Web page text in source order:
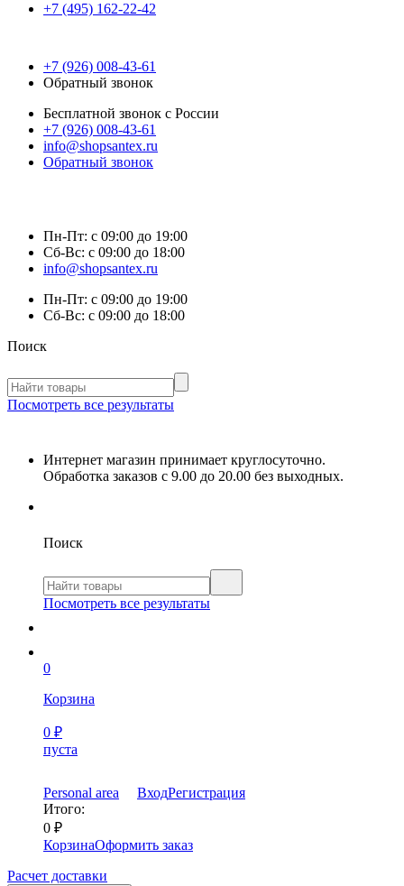
+7 (495) 162-22-42
+7 (926) 008-43-61
Обратный звонок
Бесплатной звонок с России
+7 (926) 008-43-61
info@shopsantex.ru
Обратный звонок
Пн-Пт: с 09:00 до 19:00
Сб-Вс: с 09:00 до 18:00
info@shopsantex.ru
Пн-Пт: с 09:00 до 19:00
Сб-Вс: с 09:00 до 18:00
Поиск
Посмотреть все результаты
Интернет магазин принимает круглосуточно.
Обработка заказов с 9.00 до 20.00 без выходных.
Поиск
Посмотреть все результаты
0
Корзина
0 ₽
пуста
Personal area ВходРегистрация
Итого:
0 ₽
КорзинаОформить заказ
Расчет доставки